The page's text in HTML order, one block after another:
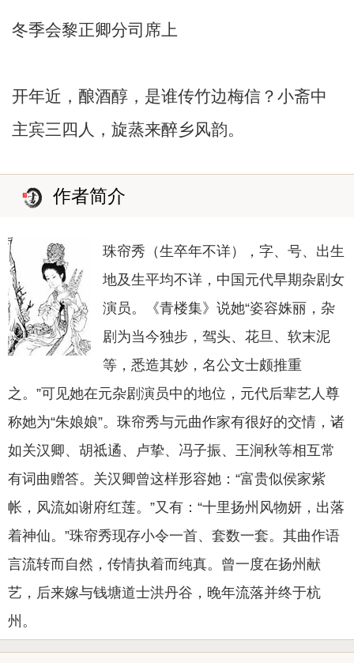
冬季会黎正卿分司席上
开年近，酿酒醇，是谁传竹边梅信？小斋中
主宾三四人，旋蒸来醉乡风韵。
作者简介
珠帘秀（生卒年不详），字、号、出生
地及生平均不详，中国元代早期杂剧女
演员。《青楼集》说她“姿容姝丽，杂
剧为当今独步，驾头、花旦、软末泥
等，悉造其妙，名公文士颇推重
之。”可见她在元杂剧演员中的地位，元代后辈艺人尊
称她为“朱娘娘”。珠帘秀与元曲作家有很好的交情，诸
如关汉卿、胡祗遹、卢挚、冯子振、王涧秋等相互常
有词曲赠答。关汉卿曾这样形容她：“富贵似侯家紫
帐，风流如谢府红莲。”又有：“十里扬州风物妍，出落
着神仙。”珠帘秀现存小令一首、套数一套。其曲作语
言流转而自然，传情执着而纯真。曾一度在扬州献
艺，后来嫁与钱塘道士洪丹谷，晚年流落并终于杭
州。